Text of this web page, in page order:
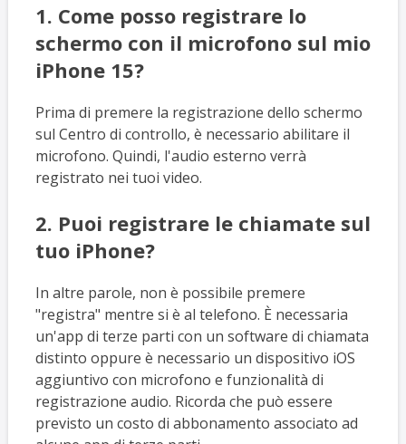
1. Come posso registrare lo
schermo con il microfono sul mio
iPhone 15?
Prima di premere la registrazione dello schermo
sul Centro di controllo, è necessario abilitare il
microfono. Quindi, l'audio esterno verrà
registrato nei tuoi video.
2. Puoi registrare le chiamate sul
tuo iPhone?
In altre parole, non è possibile premere
"registra" mentre si è al telefono. È necessaria
un'app di terze parti con un software di chiamata
distinto oppure è necessario un dispositivo iOS
aggiuntivo con microfono e funzionalità di
registrazione audio. Ricorda che può essere
previsto un costo di abbonamento associato ad